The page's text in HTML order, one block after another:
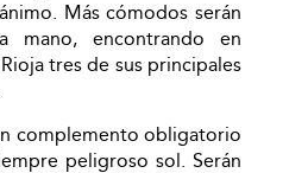
Más cómodos serán
mano, encontrando en
tres de sus principales
complemento obligatorio
peligroso sol. Serán